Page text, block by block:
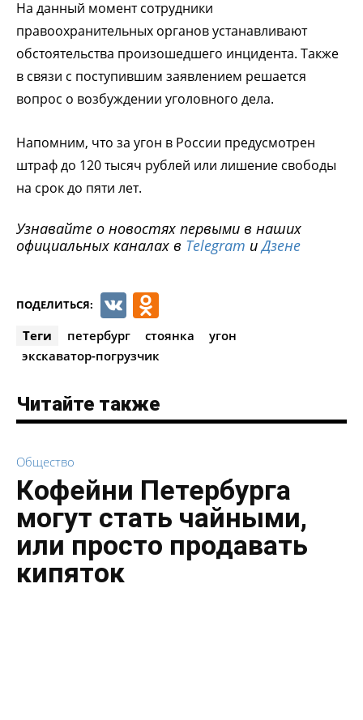
На данный момент сотрудники
правоохранительных органов устанавливают
обстоятельства произошедшего инцидента. Также
в связи с поступившим заявлением решается
вопрос о возбуждении уголовного дела.
Напомним, что за угон в России предусмотрен
штраф до 120 тысяч рублей или лишение свободы
на срок до пяти лет.
Узнавайте о новостях первыми в наших
официальных каналах в Telegram иДзене
ПОДЕЛИТЬСЯ: VK
Теги петербург стоянка
угон
экскаватор-погрузчик
Читайте также
Общество
Кофейни Петербурга
могут стать чайными,
или просто продавать
кипяток